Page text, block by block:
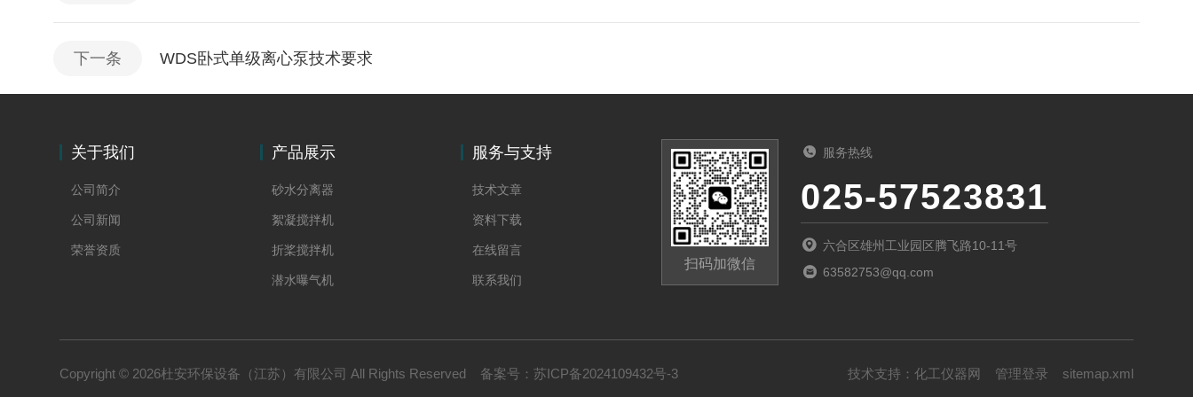
下一条 WDS卧式单级离心泵技术要求
关于我们
公司简介
公司新闻
荣誉资质
产品展示
砂水分离器
絮凝搅拌机
折桨搅拌机
潜水曝气机
潜污泵
双曲面搅拌机
服务与支持
技术文章
资料下载
在线留言
联系我们
扫码加微信
服务热线
025-57523831
六合区雄州工业园区腾飞路10-11号
63582753@qq.com
Copyright © 2026杜安环保设备（江苏）有限公司 All Rights Reserved 备案号：苏ICP备2024109432号-3 技术支持： 化工仪器网 管理登录 sitemap.xml